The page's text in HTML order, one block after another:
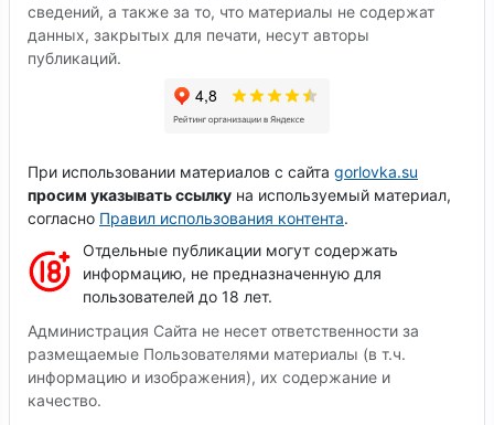
сведений, а также за то, что материалы не содержат
данных, закрытых для печати, несут авторы
публикаций.
При использовании материалов с сайта gorlovka.su
просим указывать ссылку на используемый материал,
согласно Правил использования контента.
Отдельные публикации могут содержать
информацию, не предназначенную для
пользователей до 18 лет.
Администрация Сайта не несет ответственности за
размещаемые Пользователями материалы (в т.ч.
информацию и изображения), их содержание и
качество.